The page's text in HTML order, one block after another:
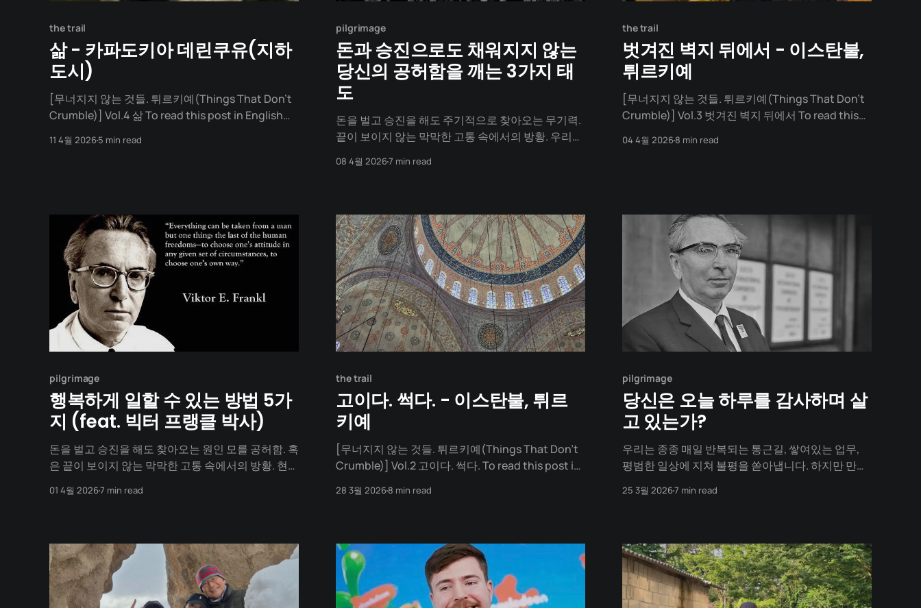
the trail
삶 - 카파도키아 데린쿠유(지하
도시)
[무너지지 않는 것들. 튀르키예(Things That Don't
Crumble)] Vol.4 삶 To read this post in English
out the author's blog. 허리를 숙여야 했다. 아니, 거
11 4월 20265 min read
pilgrimage
돈과 승진으로도 채워지지 않는
당신의 공허함을 깨는 3가지 태
도
돈을 벌고 승진을 해도 주기적으로 찾아오는 무기력.
끝이 보이지 않는 막막한 고통 속에서의 방황. 우리가
아닙니다. 살아야 할 '의미(Meaning)'의 진공 상태에
니다. 프랭클이
08 4월 20267 min read
the trail
벗겨진 벽지 뒤에서 - 이스탄불,
튀르키예
[무너지지 않는 것들. 튀르키예(Things That Don't
Crumble)] Vol.3 벗겨진 벽지 뒤에서 To read this
please check out the author's blog. 수천 년의 피
04 4월 20268 min read
pilgrimage
행복하게 일할 수 있는 방법 5가
지 (feat. 빅터 프랭클 박사)
돈을 벌고 승진을 해도 찾아오는 원인 모를 공허함. 혹
은 끝이 보이지 않는 막막한 고통 속에서의 방황. 현대
서가 아니라 '의미'가 없기 때문입니다. 어떻게 살아
니다. 죽음의
01 4월 20267 min read
the trail
고이다. 썩다. - 이스탄불, 튀르
키예
[무너지지 않는 것들. 튀르키예(Things That Don't
Crumble)] Vol.2 고이다. 썩다. To read this post in
check out the author's blog. 느낌 성당 건물에 이
장.
28 3월 20268 min read
pilgrimage
당신은 오늘 하루를 감사하며 살
고 있는가?
우리는 종종 매일 반복되는 통근길, 쌓여있는 업무,
평범한 일상에 지쳐 불평을 쏟아냅니다. 하지만 만약
일상'과 타이틀이 단숨에 증발해 버린다면 어떨까요?
오늘 아침
25 3월 20267 min read